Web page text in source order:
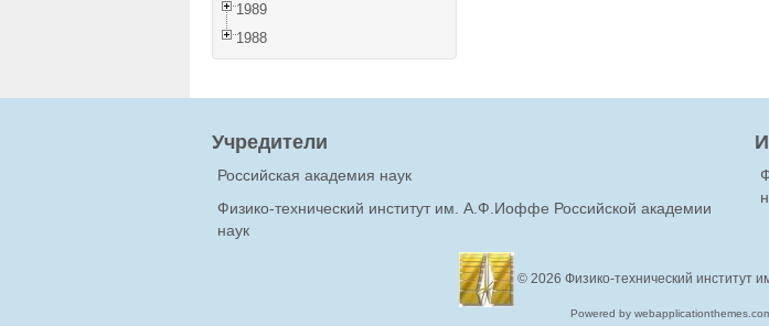
1989
1988
Учредители
Российская академия наук
Физико-технический институт им. А.Ф.Иоффе Российской академии
наук
© 2026 Физико-технический институт
Powered by